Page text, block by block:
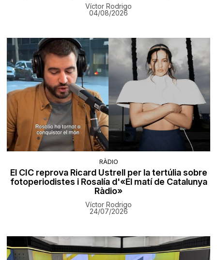
Víctor Rodrigo
04/08/2026
RÀDIO
El CIC reprova Ricard Ustrell per la tertúlia sobre
fotoperiodistes i Rosalía d'«El matí de Catalunya
Ràdio»
Víctor Rodrigo
24/07/2026